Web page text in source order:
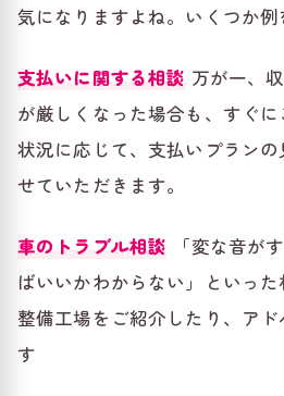
気になりますよね。いくつか例
支払いに関する相談 万が一、
が厳しくなった場合も、すぐ
状況に応じて、支払いプラン
せていただきます。
車のトラブル相談 「変な音が
ばいいかわからない」といっ
整備工場をご紹介したり、ア
す